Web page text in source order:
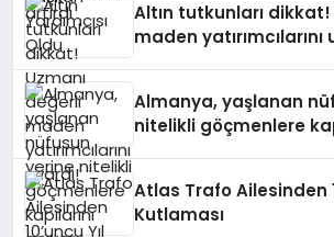
Altın tutkunları dikkat!
maden yatırımcılarını
Almanya, yaşlanan
nitelikli göçmenlere
Atlas Trafo Ailesinden
Kutlaması